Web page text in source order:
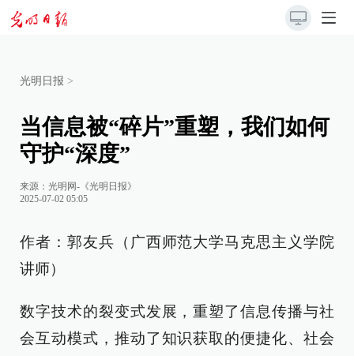
光明日报 >
当信息被“碎片”重塑，我们如何
守护“深度”
来源： 光明网-《光明日报》
2025-07-02 05:05
作者：郭友兵（广西师范大学马克思主义学院
讲师）
数字技术的裂变式发展，重塑了信息传播与社
会互动模式，推动了知识获取的便捷化、社会